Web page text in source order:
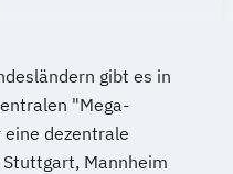
gibt es in
"Mega-
eine dezentrale
Mannheim